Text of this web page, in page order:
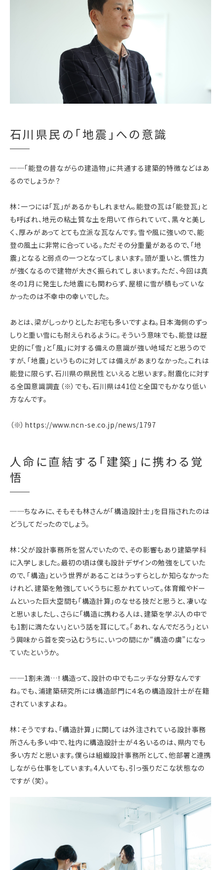
石川県民の「地震」への意識
──「能登の昔ながらの建造物」に共通する建築的特徴などはあ
るのでしょうか？
林：一つには「瓦」があるかもしれません。能登の瓦は「能登瓦」と
も呼ばれ、地元の粘土質な土を用いて作られていて、黒々と美し
く、厚みがあってとても立派な瓦なんです。雪や風に強いので、能
登の風土に非常に合っている。ただその分重量があるので、「地
震」となると弱点の一つとなってしまいます。頭が重いと、慣性力
が強くなるので建物が大きく振られてしまいます。ただ、今回は真
冬の1月に発生した地震にも関わらず、屋根に雪が積もっていな
かったのは不幸中の幸いでした。
あとは、梁がしっかりとしたお宅も多いですよね。日本海側のずっ
しりと重い雪にも耐えられるように。そういう意味でも、能登は歴
史的に「雪」と「風」に対する備えの意識が強い地域だと思うので
すが、「地震」というものに対しては備えがあまりなかった。これは
能登に限らず、石川県の県民性といえると思います。耐震化に対す
る全国意識調査（※）でも、石川県は41位と全国でもかなり低い
方なんです。
（※）https://www.ncn-se.co.jp/news/1797
人命に直結する「建築」に携わる覚
悟
──ちなみに、そもそも林さんが「構造設計士」を目指されたのは
どうしてだったのでしょう。
林：父が設計事務所を営んでいたので、その影響もあり建築学科
に入学しました。最初の頃は僕も設計デザインの勉強をしていた
ので、「構造」という世界があることはうっすらとしか知らなかった
けれど、建築を勉強していくうちに惹かれていって。体育館やドー
ムといった巨大空間も「構造計算」のなせる技だと思うと、凄いな
と思いましたし、さらに「構造に携わる人は、建築を学ぶ人の中で
も1割に満たない」という話を耳にして。「あれ、なんでだろう」とい
う興味から首を突っ込むうちに、いつの間にか“構造の虜”になっ
ていたというか。
──1割未満…！構造って、設計の中でもニッチな分野なんです
ね。でも、浦建築研究所には構造部門に４名の構造設計士が在籍
されていますよね。
林：そうですね、「構造計算」に関しては外注されている設計事務
所さんも多い中で、社内に構造設計士が４名いるのは、県内でも
多い方だと思います。僕らは組織設計事務所として、他部署と連携
しながら仕事をしています。4人いても、引っ張りだこな状態なの
ですが（笑）。